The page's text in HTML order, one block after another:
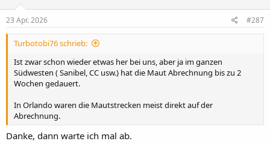
23 Apr. 2026 #287
Turbotobi76 schrieb:
Ist zwar schon wieder etwas her bei uns, aber ja im ganzen
Südwesten ( Sanibel, CC usw.) hat die Maut Abrechnung bis zu 2
Wochen gedauert.
In Orlando waren die Mautstrecken meist direkt auf der
Abrechnung.
Danke, dann warte ich mal ab.